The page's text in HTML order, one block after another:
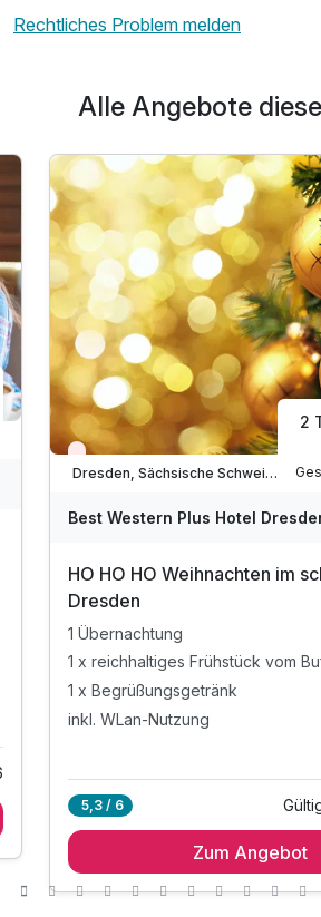
Rechtliches Problem melden
Alle Angebote
Aktuell ausgebucht
Dresden, Sächsische Schweiz / Elbsandsteingebirge
2
Best Western Plus Hotel
HO HO HO Weihnachten im
Dresden
1 Übernachtung
1 x reichhaltiges Frühstück vom
1 x Begrüßungsgetränk
inkl. WLan-Nutzung
5,3 / 6
Zum Angebot